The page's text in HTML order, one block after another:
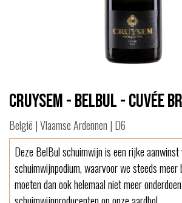
Cruysem - Belbul - Cuvée
België | Vlaamse Ardennen | D6
Deze BelBul schuimwijn is een rijke
schuimwijnpodium, waarvoor we steeds meer
moeten dan ook helemaal niet meer